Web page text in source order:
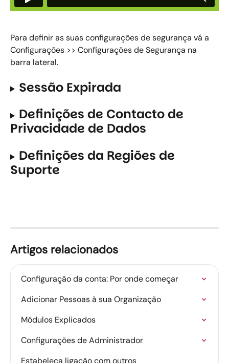
Para definir as suas configurações de segurança vá a
Configurações >> Configurações de Segurança na
barra lateral.
Sessão Expirada
Definições de Contacto de
Privacidade de Dados
Definições da Regiões de
Suporte
Artigos relacionados
Configuração da conta: Por onde começar
Adicionar Pessoas à sua Organização
Módulos Explicados
Configurações de Administrador